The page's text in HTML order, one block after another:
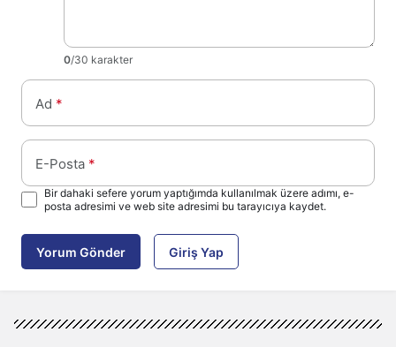
0/30 karakter
Ad *
E-Posta *
Bir dahaki sefere yorum yaptığımda kullanılmak üzere adımı, e-
posta adresimi ve web site adresimi bu tarayıcıya kaydet.
Yorum Gönder Giriş Yap